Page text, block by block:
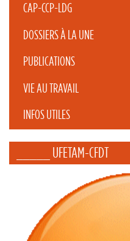
CAP-CCP-LDG
DOSSIERS À LA UNE
PUBLICATIONS
VIE AU TRAVAIL
INFOS UTILES
_____ UFETAM-CFDT